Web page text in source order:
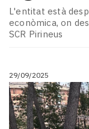
L'entitat està
econòmica, on
SCR Pirineus
29/09/2025